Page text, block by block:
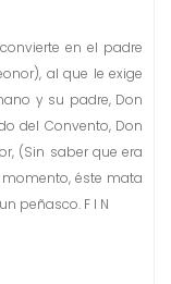
en el padre
al que le exige
y su padre, Don
del Convento, Don
(Sin saber que era
éste mata
peñasco. F I N